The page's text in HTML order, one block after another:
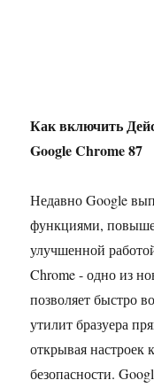
Как включить
Google Chrome 87
Недавно Google
функциями,
улучшенной
Chrome - одно из
позволяет быстро
утилит бразуера
открывая настроек
безопасности.